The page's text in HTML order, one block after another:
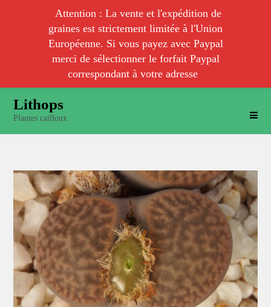
Lithops
Plantes cailloux
Attention : La vente et l'expédition de
graines est strictement limitée à l'Union
Européenne. Si vous payez avec Paypal
merci de sélectionner le forfait Paypal
correspondant à votre adresse